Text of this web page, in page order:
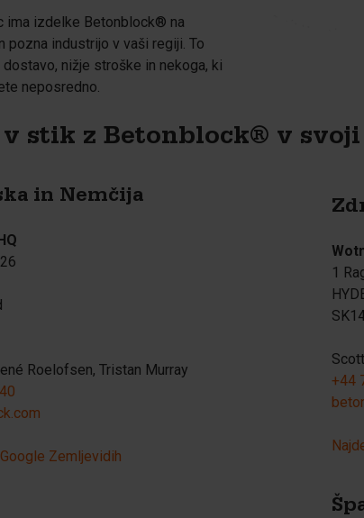
ima izdelke Betonblock® na
pozna industrijo v vaši regiji. To
nižje stroške in nekoga, ki
neposredno.
stik z Betonblock® v
in Nemčija
Roelofsen, Tristan Murray
Zemljevidih
1
+44